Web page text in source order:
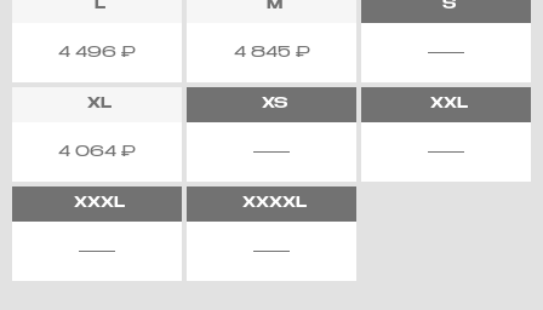
L
4 496 ₽
M
4 845 ₽
S
XL
4 064 ₽
XS XXL
XXXL XXXXL